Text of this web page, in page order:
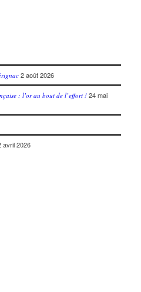
2 août 2026
: l’or au bout de l’effort ! 24 mai
avril 2026